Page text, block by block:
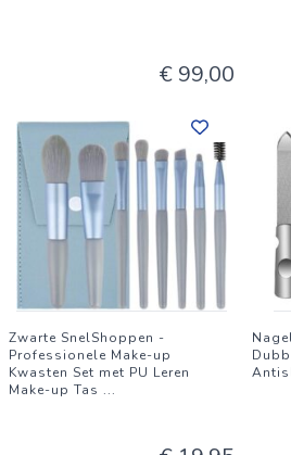
€ 99,00
Zwarte SnelShoppen -
Professionele Make-up
Kwasten Set met PU Leren
Make-up Tas ...